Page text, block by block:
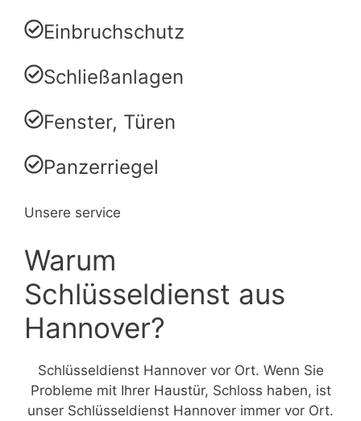
Einbruchschutz
Schließanlagen
Fenster, Türen
Panzerriegel
Unsere service
Warum
Schlüsseldienst aus
Hannover?
Schlüsseldienst Hannover vor Ort. Wenn Sie
Probleme mit Ihrer Haustür, Schloss haben, ist
unser Schlüsseldienst Hannover immer vor Ort.